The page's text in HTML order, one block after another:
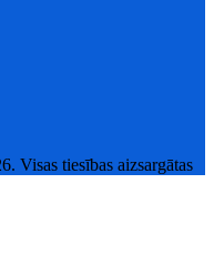
Visas tiesības aizsargātas